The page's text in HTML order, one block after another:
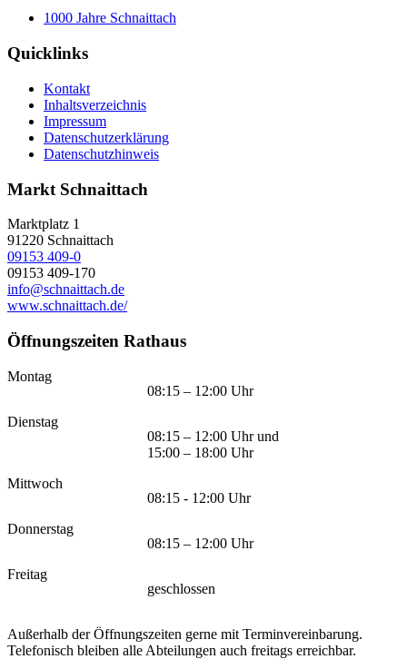
1000 Jahre Schnaittach
Quicklinks
Kontakt
Inhaltsverzeichnis
Impressum
Datenschutzerklärung
Datenschutzhinweis
Markt Schnaittach
Marktplatz 1
91220 Schnaittach
09153 409-0
09153 409-170
info@schnaittach.de
www.schnaittach.de/
Öffnungszeiten Rathaus
Montag
08:15 – 12:00 Uhr
Dienstag
08:15 – 12:00 Uhr und
15:00 – 18:00 Uhr
Mittwoch
08:15 - 12:00 Uhr
Donnerstag
08:15 – 12:00 Uhr
Freitag
geschlossen
Außerhalb der Öffnungszeiten gerne mit Terminvereinbarung.
Telefonisch bleiben alle Abteilungen auch freitags erreichbar.